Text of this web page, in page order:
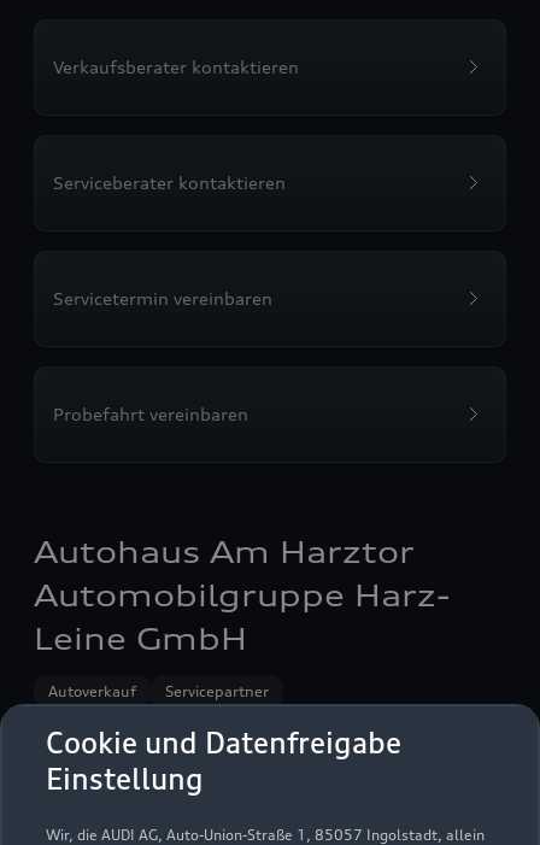
Cookie und Datenfreigabe
Einstellung
Wir, die AUDI AG, Auto-Union-Straße 1, 85057 Ingolstadt, allein
Verkaufsberater kontaktieren
Serviceberater kontaktieren
Servicetermin vereinbaren
Probefahrt vereinbaren
Autohaus Am Harztor
Automobilgruppe Harz-
Leine GmbH
Autoverkauf
Servicepartner